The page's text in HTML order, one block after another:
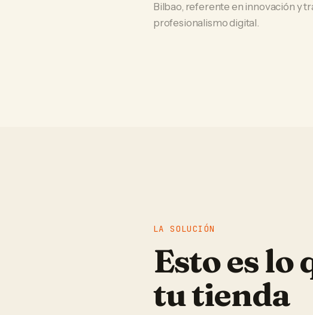
Bilbao, referente en innovación y
profesionalismo digital.
LA SOLUCIÓN
Esto es lo
tutienda